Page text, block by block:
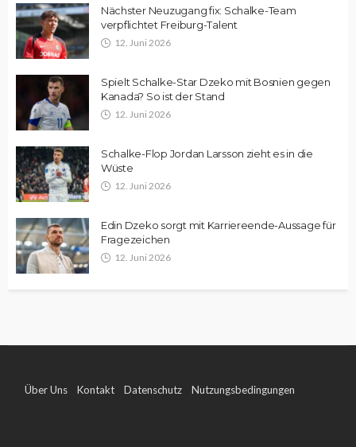
Nächster Neuzugang fix: Schalke-Team
verpflichtet Freiburg-Talent
12. Juni 2026
Spielt Schalke-Star Dzeko mit Bosnien gegen
Kanada? So ist der Stand
12. Juni 2026
Schalke-Flop Jordan Larsson zieht es in die
Wüste
12. Juni 2026
Edin Dzeko sorgt mit Karriereende-Aussage für
Fragezeichen
12. Juni 2026
Über Uns Kontakt Datenschutz Nutzungsbedingungen